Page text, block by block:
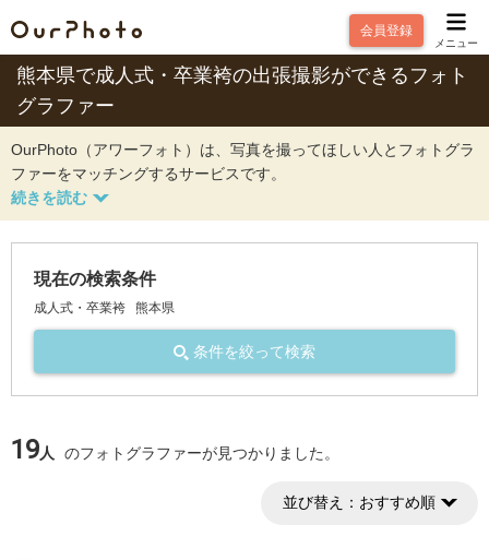
会員登録
メニュー
熊本県で成人式・卒業袴の出張撮影ができるフォト
グラファー
OurPhoto（アワーフォト）は、写真を撮ってほしい人とフォトグラ
ファーをマッチングするサービスです。
現在の検索条件
成人式・卒業袴 熊本県
条件を絞って検索
19人 のフォトグラファーが見つかりました。
並び替え： おすすめ順